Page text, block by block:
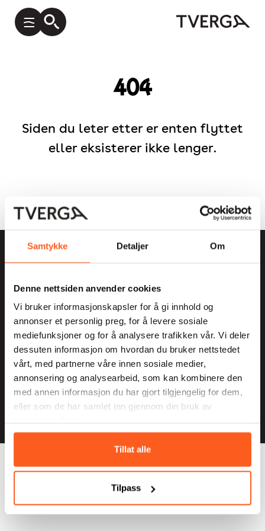
Samtykke Detaljer Om
Denne nettsiden anvender cookies
Vi bruker informasjonskapsler for å gi innhold og
annonser et personlig preg, for å levere sosiale
mediefunksjoner og for å analysere trafikken vår. Vi deler
dessuten informasjon om hvordan du bruker nettstedet
vårt, med partnerne våre innen sosiale medier,
annonsering og analysearbeid, som kan kombinere den
med annen informasjon du har gjort tilgjengelig for dem,
eller som de har samlet inn gjennom din bruk av
Tillat alle
Tilpass
404
Siden du leter etter er enten flyttet
eller eksisterer ikke lenger.
Postboks 1696 Vika, 0120 Oslo
post@tverga.no
Facebook
Instagram
Nyhetsbrev
Personvern